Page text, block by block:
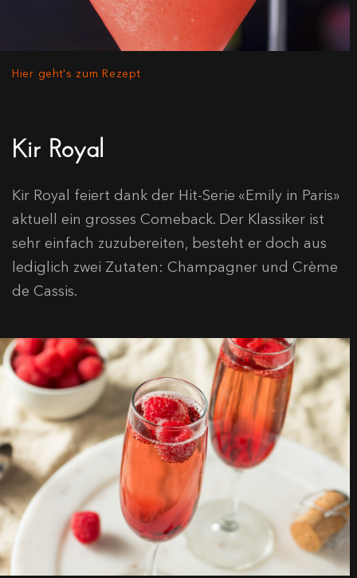
Hier geht's zum Rezept
Kir Royal
Kir Royal feiert dank der Hit-Serie «Emily in Paris»
aktuell ein grosses Comeback. Der Klassiker ist
sehr einfach zuzubereiten, besteht er doch aus
lediglich zwei Zutaten: Champagner und Crème
de Cassis.